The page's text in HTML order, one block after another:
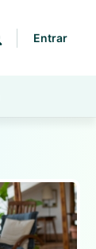
Entrar